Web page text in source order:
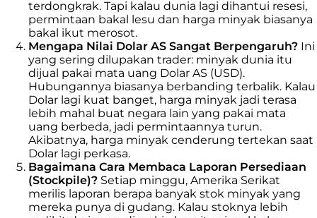
terdongkrak. Tapi kalau dunia lagi dihantui resesi,
permintaan bakal lesu dan harga minyak biasanya
bakal ikut merosot.
Mengapa Nilai Dolar AS Sangat Berpengaruh? Ini
yang sering dilupakan trader: minyak dunia itu
dijual pakai mata uang Dolar AS (USD).
Hubungannya biasanya berbanding terbalik. Kalau
Dolar lagi kuat banget, harga minyak jadi terasa
lebih mahal buat negara lain yang pakai mata
uang berbeda, jadi permintaannya turun.
Akibatnya, harga minyak cenderung tertekan saat
Dolar lagi perkasa.
Bagaimana Cara Membaca Laporan Persediaan
(Stockpile)? Setiap minggu, Amerika Serikat
merilis laporan berapa banyak stok minyak yang
mereka punya di gudang. Kalau stoknya lebih